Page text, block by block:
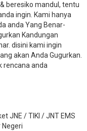
beresiko mandul, tentu
ingin. Kami hanya
anda Yang Benar-
Kandungan
disini kami ingin
akan Anda Gugurkan.
rencana anda
JNE / TIKI / JNT EMS
Negeri